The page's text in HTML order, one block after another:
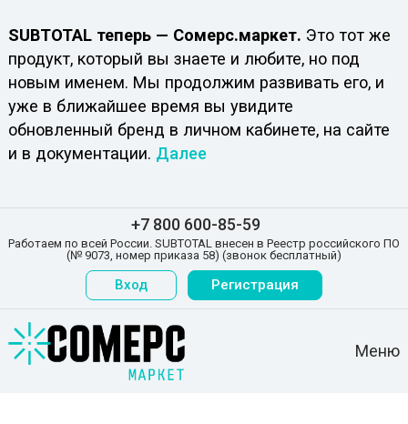
SUBTOTAL теперь — Сомерс.маркет. Это тот же
продукт, который вы знаете и любите, но под
новым именем. Мы продолжим развивать его, и
уже в ближайшее время вы увидите
обновленный бренд в личном кабинете, на сайте
и в документации. Далее
+7 800 600-85-59
Работаем по всей России. SUBTOTAL внесен в Реестр российского ПО
(№ 9073, номер приказа 58) (звонок бесплатный)
Вход Регистрация
Меню